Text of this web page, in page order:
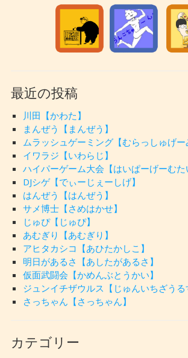
最近の投稿
川田【かわた】
まんぜう【まんぜう】
ムラッシュゲーミング【むらっしゅげー
イワラジ【いわらじ】
ハイパーゲーム大会【はいぱーげーむた
DJシゲ【でぃーじぇーしげ】
はんぜう【はんぜう】
サメ博士【さめはかせ】
じゅぴ【じゅぴ】
あむぎり【あむぎり】
アヒタカシコ【あひたかしこ】
明日があるさ【あしたがあるさ】
仮面武闘会【かめんぶとうかい】
ジュンイチザウルス【じゅんいちざうる
さっちゃん【さっちゃん】
カテゴリー